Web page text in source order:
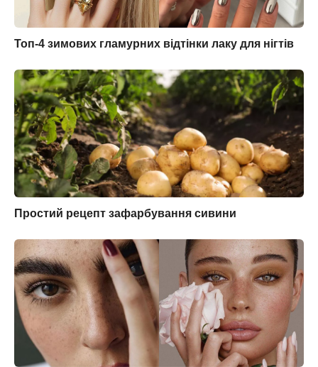
Топ-4 зимових гламурних відтінки лаку для нігтів
Простий рецепт зафарбування сивини